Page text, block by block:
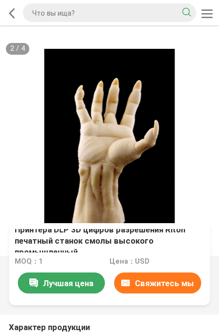
2/ 4
Принтера DLP 3D цифров разрешения Riton
печатный станок смолы высокого
промышленный
MOQ：1 Цена：USD
Лучшая цена Свяжитесь мы
Характер продукции